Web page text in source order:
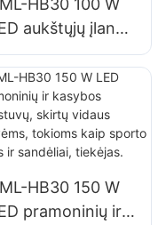
HB30 100 W
aukštųjų įlankų
tiekėjas
patalpų
ir kt.
HB30 150 W
pramoninių ir